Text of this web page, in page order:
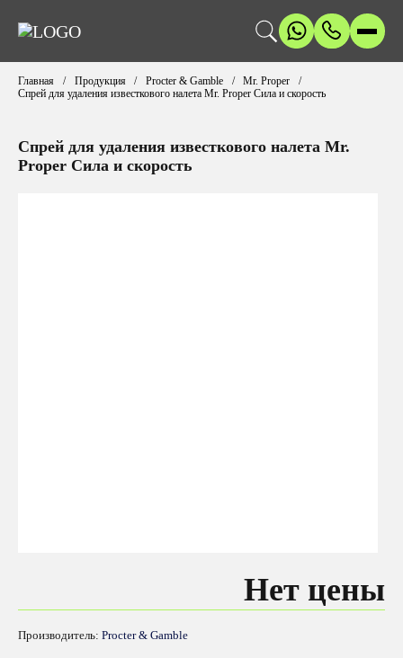
Главная Продукция Procter & Gamble
Mr. Proper
Спрей для удаления известкового налета Mr. Proper Сила и скорость
Спрей для удаления известкового налета Mr.
Proper Сила и скорость
Нет цены
Производитель:Procter & Gamble